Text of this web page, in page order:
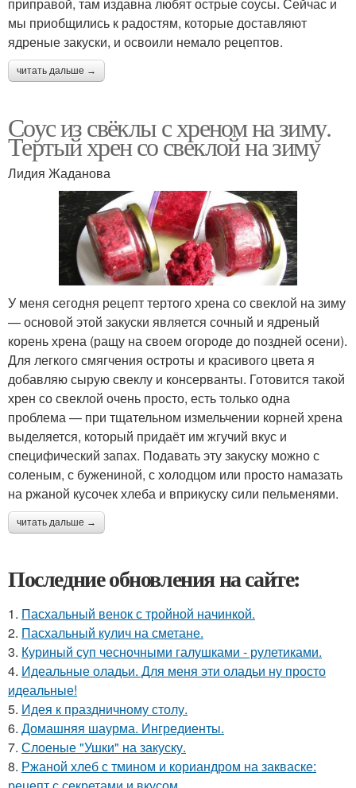
мы приобщились к радостям, которые доставляют
ядреные закуски, и освоили немало рецептов.
читать дальше →
Соус из свёклы с хреном на зиму.
Тертый хрен со свеклой на зиму
Лидия Жаданова
У меня сегодня рецепт тертого хрена со свеклой на зиму
— основой этой закуски является сочный и ядреный
корень хрена (ращу на своем огороде до поздней осени).
Для легкого смягчения остроты и красивого цвета я
добавляю сырую свеклу и консерванты. Готовится такой
хрен со свеклой очень просто, есть только одна
проблема — при тщательном измельчении корней хрена
выделяется, который придаёт им жгучий вкус и
специфический запах. Подавать эту закуску можно с
соленым, с бужениной, с холодцом или просто намазать
на ржаной кусочек хлеба и вприкуску сили пельменями.
читать дальше →
Последние обновления на сайте:
1. Пасхальный венок с тройной начинкой.
2. Пасхальный кулич на сметане.
3. Куриный суп чесночными галушками - рулетиками.
4. Идеальные оладьи. Для меня эти оладьи ну просто
идеальные!
5. Идея к праздничному столу.
6. Домашняя шаурма. Ингредиенты.
7. Слоеные "Ушки" на закуску.
8. Ржаной хлеб с тмином и кориандром на закваске: